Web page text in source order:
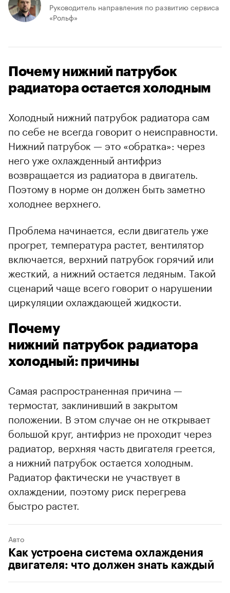
Руководитель направления по развитию сервиса
«Рольф»
Почему нижний патрубок
радиатора остается холодным
Холодный нижний патрубок радиатора сам
по себе не всегда говорит о неисправности.
Нижний патрубок — это «обратка»: через
него уже охлажденный антифриз
возвращается из радиатора в двигатель.
Поэтому в норме он должен быть заметно
холоднее верхнего.
Проблема начинается, если двигатель уже
прогрет, температура растет, вентилятор
включается, верхний патрубок горячий или
жесткий, а нижний остается ледяным. Такой
сценарий чаще всего говорит о нарушении
циркуляции охлаждающей жидкости.
Почему
нижний патрубок радиатора
холодный: причины
Самая распространенная причина —
термостат, заклинивший в закрытом
положении. В этом случае он не открывает
большой круг, антифриз не проходит через
радиатор, верхняя часть двигателя греется,
а нижний патрубок остается холодным.
Радиатор фактически не участвует в
охлаждении, поэтому риск перегрева
быстро растет.
Как устроена система охлаждения
двигателя: что должен знать каждый
Авто